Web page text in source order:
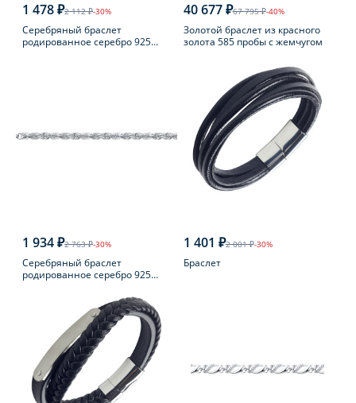
1 478 ₽2 112 ₽-30%
Серебряный браслет
родированное серебро 925
40 677 ₽67 795 ₽-40%
Золотой браслет из красного
золота 585 пробы с жемчугом
1 934 ₽2 763 ₽-30%
Серебряный браслет
родированное серебро 925
1 401 ₽2 001 ₽-30%
Браслет